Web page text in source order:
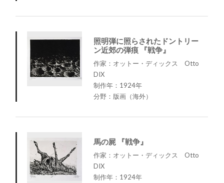
照明弾に照らされたドントリー
ン近郊の弾痕 『戦争』
作家：オットー・ディックス Otto
DIX
制作年：1924年
分野：版画（海外）
馬の屍 『戦争』
作家：オットー・ディックス Otto
DIX
制作年：1924年